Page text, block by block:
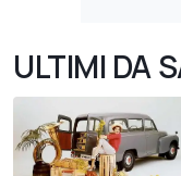
ULTIMI DA